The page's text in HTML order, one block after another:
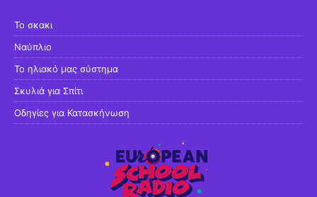
Το σκακι
Ναύπλιο
Το ηλιακό μας σύστημα
Σκυλιά για Σπίτι
Οδηγίες για Κατασκήνωση